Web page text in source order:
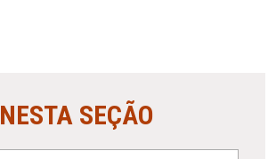
NESTA SEÇÃO